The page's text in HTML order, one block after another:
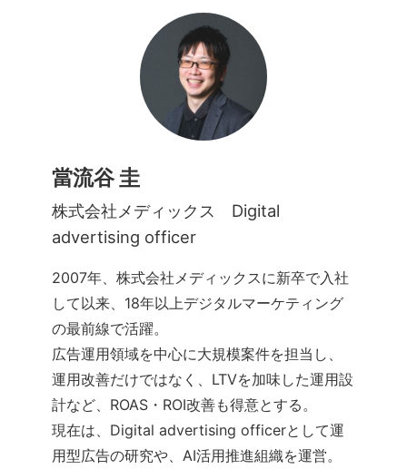
當流谷 圭
株式会社メディックス Digital
advertising officer
2007年、株式会社メディックスに新卒で入社
して以来、18年以上デジタルマーケティング
の最前線で活躍。
広告運用領域を中心に大規模案件を担当し、
運用改善だけではなく、LTVを加味した運用設
計など、ROAS・ROI改善も得意とする。
現在は、Digital advertising officerとして運
用型広告の研究や、AI活用推進組織を運営。